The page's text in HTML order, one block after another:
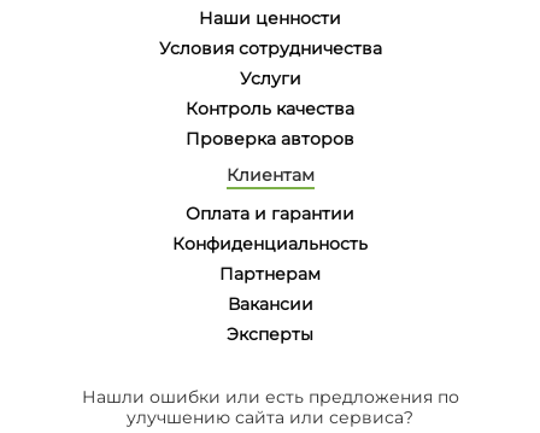
Наши ценности
Условия сотрудничества
Услуги
Контроль качества
Проверка авторов
Клиентам
Оплата и гарантии
Конфиденциальность
Партнерам
Вакансии
Эксперты
Нашли ошибки или есть предложения по
улучшению сайта или сервиса?